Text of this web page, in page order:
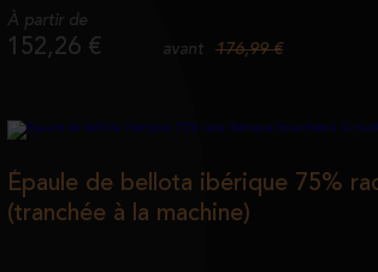
À partir de
152,26 € avant 176,99 €
Épaule de bellota ibérique 75%
(tranchée à la machine)